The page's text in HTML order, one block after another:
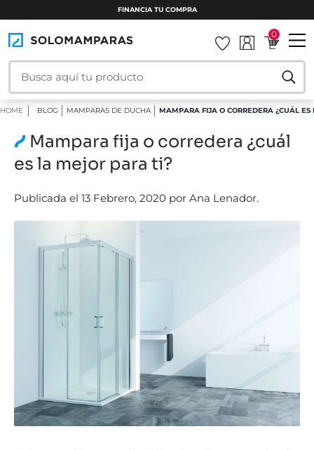
0
HOME BLOG MAMPARAS DE DUCHA MAMPARA FIJA O CORREDERA ¿CUÁL
Mampara fija o corredera ¿cuál
es la mejor para ti?
Publicada el 13 Febrero, 2020 por Ana Lenador.